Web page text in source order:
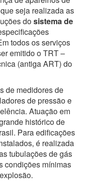
seja realizada as
dosistema de
todos os serviços
emitido o TRT –
(antiga ART) do
de medidores de
de pressão e
Atuação em
histórico de
Para edificações
é realizada
tubulações de gás
condições mínimas